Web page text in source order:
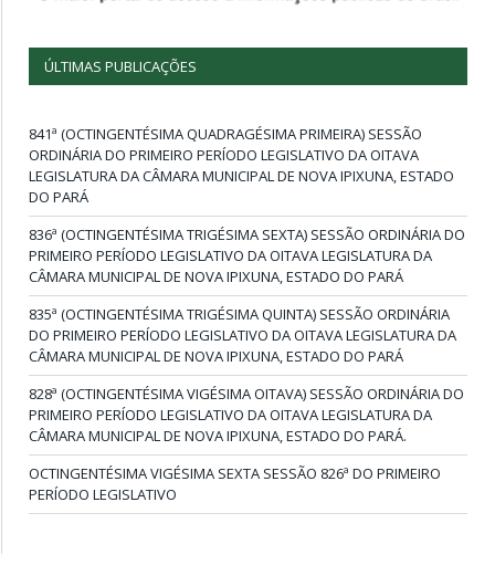
ÚLTIMAS PUBLICAÇÕES
841ª (OCTINGENTÉSIMA QUADRAGÉSIMA PRIMEIRA) SESSÃO
ORDINÁRIA DO PRIMEIRO PERÍODO LEGISLATIVO DA OITAVA
LEGISLATURA DA CÂMARA MUNICIPAL DE NOVA IPIXUNA, ESTADO
DO PARÁ
836ª (OCTINGENTÉSIMA TRIGÉSIMA SEXTA) SESSÃO ORDINÁRIA DO
PRIMEIRO PERÍODO LEGISLATIVO DA OITAVA LEGISLATURA DA
CÂMARA MUNICIPAL DE NOVA IPIXUNA, ESTADO DO PARÁ
835ª (OCTINGENTÉSIMA TRIGÉSIMA QUINTA) SESSÃO ORDINÁRIA
DO PRIMEIRO PERÍODO LEGISLATIVO DA OITAVA LEGISLATURA DA
CÂMARA MUNICIPAL DE NOVA IPIXUNA, ESTADO DO PARÁ
828ª (OCTINGENTÉSIMA VIGÉSIMA OITAVA) SESSÃO ORDINÁRIA DO
PRIMEIRO PERÍODO LEGISLATIVO DA OITAVA LEGISLATURA DA
CÂMARA MUNICIPAL DE NOVA IPIXUNA, ESTADO DO PARÁ.
OCTINGENTÉSIMA VIGÉSIMA SEXTA SESSÃO 826ª DO PRIMEIRO
PERÍODO LEGISLATIVO